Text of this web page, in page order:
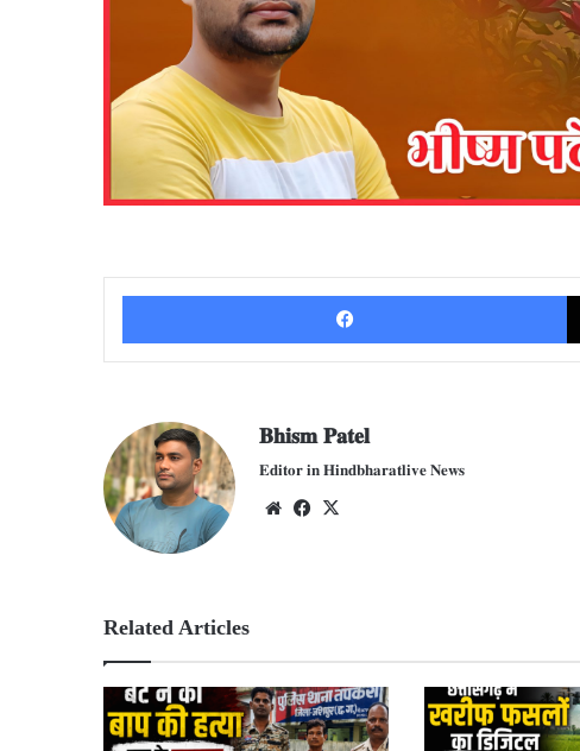
Facebook
𝐁𝐡𝐢𝐬𝐦 𝐏𝐚𝐭𝐞𝐥
𝐄𝐝𝐢𝐭𝐨𝐫 𝐢𝐧 𝐇𝐢𝐧𝐝𝐛𝐡𝐚𝐫𝐚𝐭𝐥𝐢𝐯𝐞 𝐍𝐞𝐰𝐬
We
Fac
Related Articles